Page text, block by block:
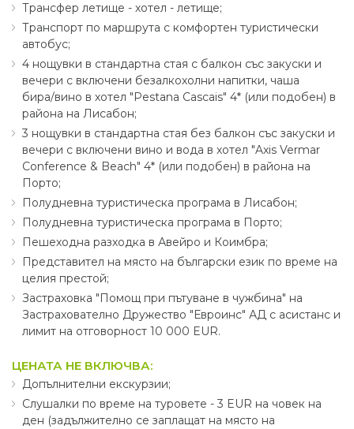
Трансфер летище - хотел - летище;
Транспорт по маршрута с комфортен туристически
автобус;
4 нощувки в стандартна стая с балкон със закуски и
вечери с включени безалкохолни напитки, чаша
бира∕вино в хотел "Pestana Cascais" 4* (или подобен) в
района на Лисабон;
3 нощувки в стандартна стая без балкон със закуски и
вечери с включени вино и вода в хотел "Axis Vermar
Conference & Beach" 4* (или подобен) в района на
Порто;
Полудневна туристическа програма в Лисабон;
Полудневна туристическа програма в Порто;
Пешеходна разходка в Авейро и Коимбра;
Представител на място на български език по време на
целия престой;
Застраховка "Помощ при пътуване в чужбина" на
Застрахователно Дружество "Евроинс" АД с асистанс и
лимит на отговорност 10 000 EUR.
ЦЕНАТА НЕ ВКЛЮЧВА:
Допълнителни екскурзии;
Слушалки по време на туровете - 3 EUR на човек на
ден (задължително се заплащат на място на